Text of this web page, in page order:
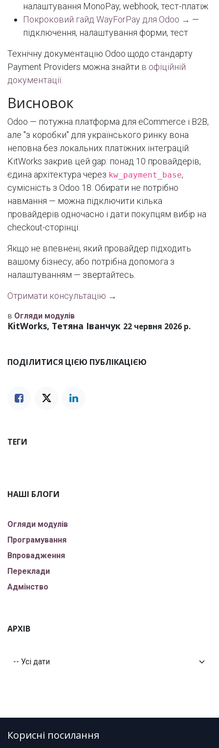
налаштування MonoPay, webhook, тест-платіж
Покроковий гайд WayForPay для Odoo → —
підключення, налаштування форми, тест
Технічну документацію Odoo щодо стандарту
Payment Providers можна знайти в офіційній
документації.
Висновок
Odoo — потужна платформа для eCommerce і B2B,
але "з коробки" для українського ринку вона
неповна без локальних платіжних інтеграцій.
KitWorks закрив цей gap: понад 10 провайдерів,
єдина архітектура через kw_payment_base,
сумісність з Odoo 18. Обирати не потрібно
навмання — можна підключити кілька
провайдерів одночасно і дати покупцям вибір на
checkout-сторінці.
Якщо не впевнені, який провайдер підходить
вашому бізнесу, або потрібна допомога з
налаштуванням — звертайтесь.
Отримати консультацію →
в Огляди модулів
KitWorks, Тетяна Іванчук 22 червня 2026 р.
ПОДІЛИТИСЯ ЦІЄЮ ПУБЛІКАЦІЄЮ
ТЕГИ
НАШІ БЛОГИ
Огляди модулів
Програмування
Впровадження
Переклади
Адмінство
АРХІВ
Корисні посилання